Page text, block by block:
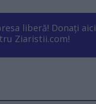
liberă! Donați aici
Ziaristii.com!